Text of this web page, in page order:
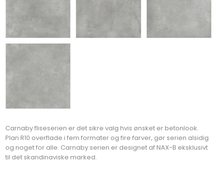
Carnaby fliseserien er det sikre valg hvis ønsket er betonlook.
Plan R10 overflade i fem formater og fire farver, gør serien alsidig
og noget for alle. Carnaby serien er designet af NAX-B eksklusivt
til det skandinaviske marked.